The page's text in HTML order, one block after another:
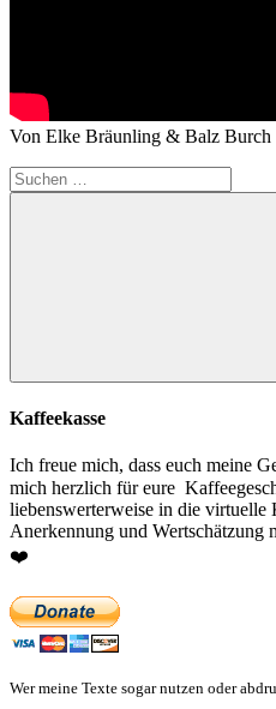
Von Elke Bräunling & Balz Burch
Suchen
nach:
Suchen
Kaffeekasse
Ich freue mich, dass euch meine
mich herzlich für eure
liebenswerterweise in die virtuelle
Anerkennung und Wertschätzung
❤️
Wer meine Texte sogar nutzen oder